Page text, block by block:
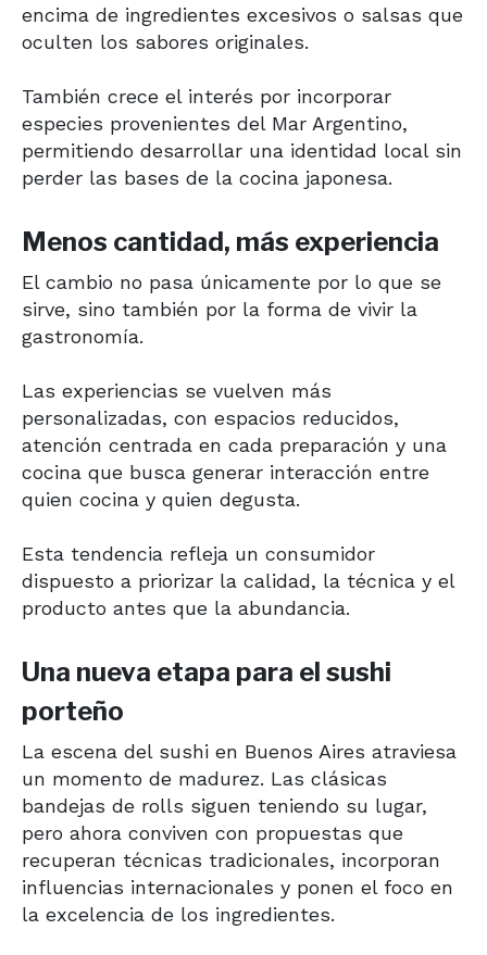
encima de ingredientes excesivos o salsas que
oculten los sabores originales.
También crece el interés por incorporar
especies provenientes del Mar Argentino,
permitiendo desarrollar una identidad local sin
perder las bases de la cocina japonesa.
Menos cantidad, más experiencia
El cambio no pasa únicamente por lo que se
sirve, sino también por la forma de vivir la
gastronomía.
Las experiencias se vuelven más
personalizadas, con espacios reducidos,
atención centrada en cada preparación y una
cocina que busca generar interacción entre
quien cocina y quien degusta.
Esta tendencia refleja un consumidor
dispuesto a priorizar la calidad, la técnica y el
producto antes que la abundancia.
Una nueva etapa para el sushi
porteño
La escena del sushi en Buenos Aires atraviesa
un momento de madurez. Las clásicas
bandejas de rolls siguen teniendo su lugar,
pero ahora conviven con propuestas que
recuperan técnicas tradicionales, incorporan
influencias internacionales y ponen el foco en
la excelencia de los ingredientes.